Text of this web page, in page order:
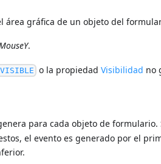
área gráfica de un objeto del
.
o la propiedad Visibilidad no
para cada objeto de formulario.
el evento es generado por el